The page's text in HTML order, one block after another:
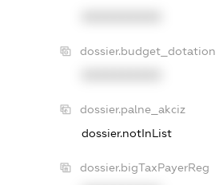
dossier.budget_dotation
dossier.palne_akciz
dossier.notInList
dossier.bigTaxPayerReg